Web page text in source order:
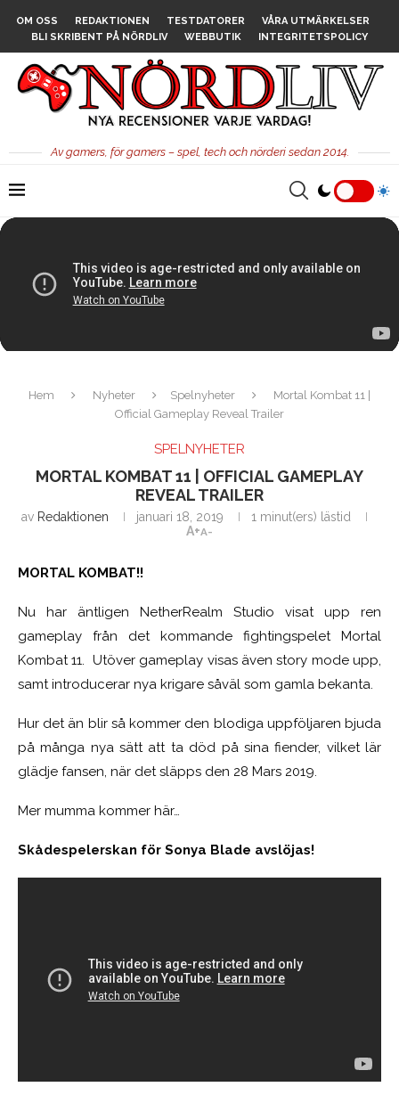
OM OSS REDAKTIONEN TESTDATORER
VÅRA UTMÄRKELSER
BLI SKRIBENT PÅ NÖRDLIV
WEBBUTIK INTEGRITETSPOLICY
Av gamers, för gamers – spel, tech och nörderi sedan 2014.
Hem Nyheter Spelnyheter
Mortal Kombat 11 |
Official Gameplay Reveal Trailer
SPELNYHETER
MORTAL KOMBAT 11 | OFFICIAL GAMEPLAY
REVEAL TRAILER
av Redaktionen januari 18, 2019
1 minut(ers) lästid
A+A-
MORTAL KOMBAT!!
Nu har äntligen NetherRealm Studio visat upp ren
gameplay från det kommande fightingspelet Mortal
Kombat 11. Utöver gameplay visas även story mode upp,
samt introducerar nya krigare såväl som gamla bekanta.
Hur det än blir så kommer den blodiga uppföljaren bjuda
på många nya sätt att ta död på sina fiender, vilket lär
glädje fansen, när det släpps den 28 Mars 2019.
Mer mumma kommer här…
Skådespelerskan för Sonya Blade avslöjas!